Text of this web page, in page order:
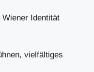
Identität
vielfältiges